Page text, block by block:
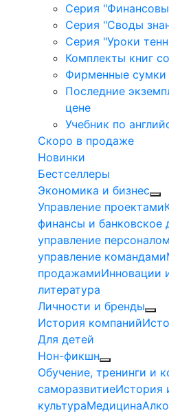
Серия
Серия "Своды
Серия "Уроки
Комплекты книг
Фирменные сумки
Последние
цене
Учебник по
Скоро в продаже
Новинки
Бестселлеры
Экономика и бизнес
Управление проектами
финансы и банковское
управление персоналом
управление командами
продажамиИнновации
литература
Личности и бренды
История компаний
Для детей
Нон-фикшн
Обучение, тренинги и
саморазвитиеИстория
культураМедицина